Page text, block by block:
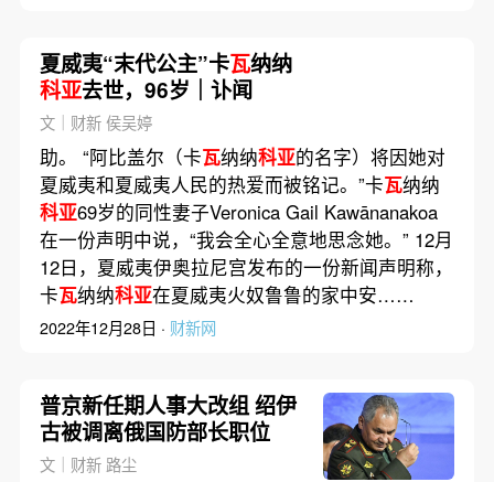
夏威夷“末代公主”卡瓦纳纳
科亚去世，96岁｜讣闻
文｜财新 侯吴婷
助。 “阿比盖尔（卡瓦纳纳科亚的名字）将因她对
夏威夷和夏威夷人民的热爱而被铭记。”卡瓦纳纳
科亚69岁的同性妻子Veronica Gail Kawānanakoa
在一份声明中说，“我会全心全意地思念她。” 12月
12日，夏威夷伊奥拉尼宫发布的一份新闻声明称，
卡瓦纳纳科亚在夏威夷火奴鲁鲁的家中安……
2022年12月28日 · 财新网
普京新任期人事大改组 绍伊
古被调离俄国防部长职位
文｜财新 路尘